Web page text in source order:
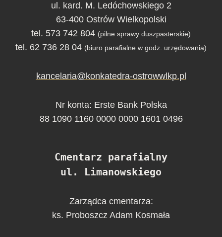
ul. kard. M. Ledóchowskiego 2
63-400 Ostrów Wielkopolski
tel. 573 742 804 (pilne sprawy duszpasterskie)
tel. 62 736 28 04 (biuro parafialne w godz. urzędowania)
kancelaria@konkatedra-ostrowwlkp.pl
Nr konta: Erste Bank Polska
88 1090 1160 0000 0000 1601 0496
Cmentarz parafialny
ul. Limanowskiego
Zarządca cmentarza:
ks. Proboszcz Adam Kosmała